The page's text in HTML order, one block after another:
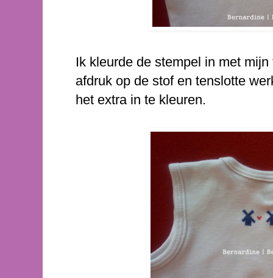
Ik kleurde de stempel in met
afdruk op de stof en tenslotte
het extra in te kleuren.